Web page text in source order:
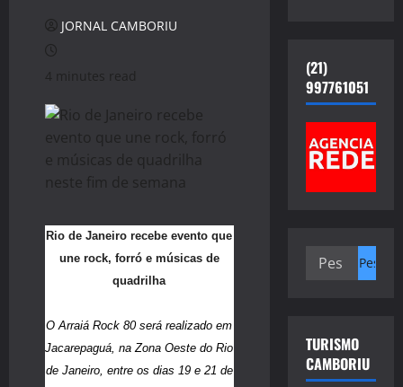
JORNAL CAMBORIU
4 minutes read
Rio de Janeiro recebe evento que
une rock, forró e músicas de
quadrilha
O Arraiá Rock 80 será realizado em
Jacarepaguá, na Zona Oeste do Rio
de Janeiro, entre os dias 19 e 21 de
(21)
997761051
Pesquisar
TURISMO
CAMBORIU